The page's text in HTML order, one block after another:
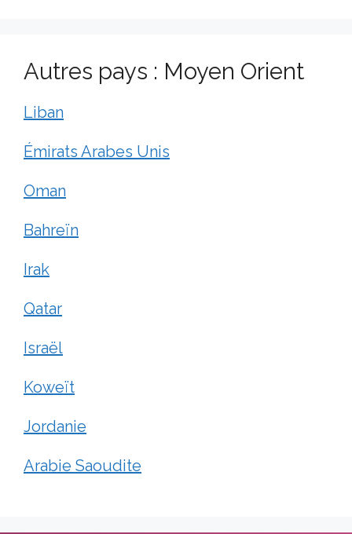
Autres pays : Moyen Orient
Liban
Émirats Arabes Unis
Oman
Bahreïn
Irak
Qatar
Israël
Koweït
Jordanie
Arabie Saoudite